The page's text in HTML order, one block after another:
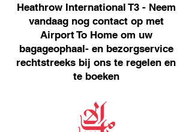
Heathrow International T3 - Neem
vandaag nog contact op met
Airport To Home om uw
bagageophaal- en bezorgservice
rechtstreeks bij ons te regelen en
te boeken